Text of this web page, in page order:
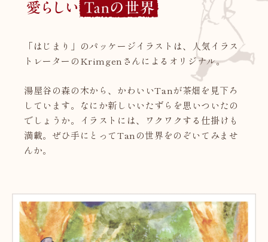
「はじまり」のパッケージイラストは、人気イラス
トレーターのKrimgenさんによるオリジナル。
湯屋谷の森の木から、かわいいTanが茶畑を見下ろ
しています。なにか新しいいたずらを思いついたの
でしょうか。イラストには、ワクワクする仕掛けも
満載。ぜひ手にとってTanの世界をのぞいてみませ
んか。